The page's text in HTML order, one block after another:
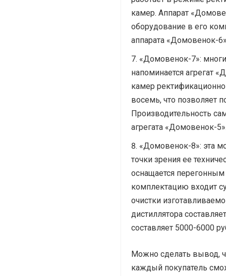
камер. Аппарат
оборудование в его
аппарата «Домовенок-
«Домовенок-7»:
напоминается агрегат
камер
восемь, что позволяет
Производительность
агрегата «Домовенок-
«Домовенок-8»: эта
точки зрения ее
оснащается
комплектацию входит
очистки
дистиллятора
составляет 5000-6000
Можно сделать вывод,
каждый покупатель